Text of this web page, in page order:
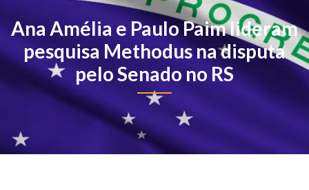
Ana Amélia e Paulo Paim lideram
pesquisa Methodus na disputa
pelo Senado no RS